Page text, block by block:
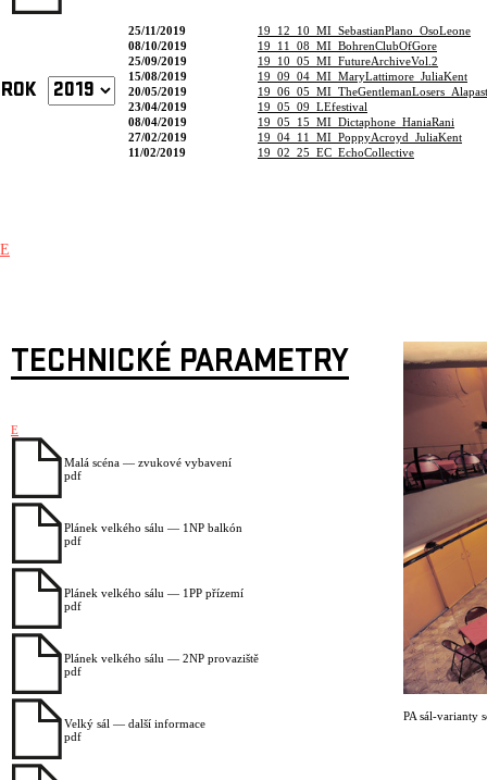
ROK
25/11/2019
19_12_10_MI_SebastianPlano_OsoLeone
08/10/2019
19_11_08_MI_BohrenClubOfGore
25/09/2019
19_10_05_MI_FutureArchiveVol.2
15/08/2019
19_09_04_MI_MaryLattimore_JuliaKent
20/05/2019
23/04/2019
19_05_09_LEfestival
08/04/2019
19_05_15_MI_Dictaphone_HaniaRani
27/02/2019
19_04_11_MI_PoppyAcroyd_JuliaKent
11/02/2019
19_02_25_EC_EchoCollective
E
TECHNICKÉ PARAMETRY
E
Malá scéna — zvukové vybavení
pdf
Plánek velkého sálu — 1NP balkón
pdf
Plánek velkého sálu — 1PP přízemí
pdf
Plánek velkého sálu — 2NP provaziště
pdf
Velký sál — další informace
pdf
PA sál-varianty